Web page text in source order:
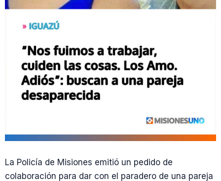
La Policía de Misiones emitió un pedido de
colaboración para dar con el paradero de una pareja